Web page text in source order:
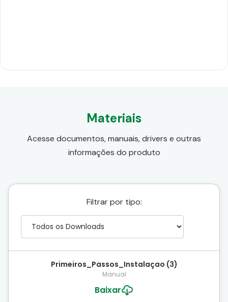
Materiais
Acesse documentos, manuais, drivers e outras
informações do produto
Filtrar por tipo:
Primeiros_Passos_Instalaçao (3)
Manual
Baixar